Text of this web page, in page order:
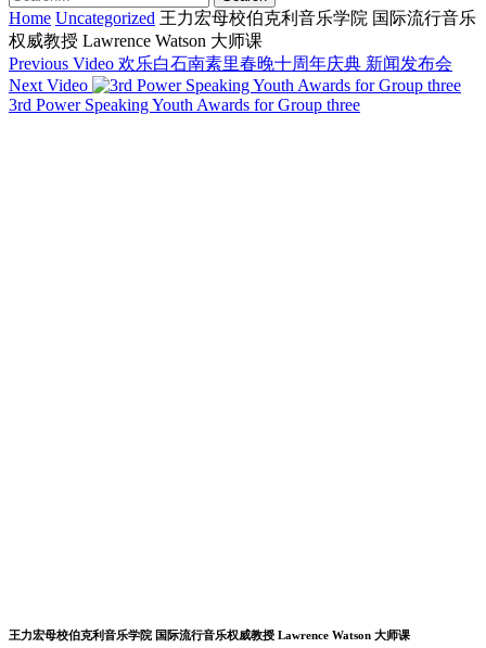
Home Uncategorized 王力宏母校伯克利音乐学院 国际流行音乐
权威教授 Lawrence Watson 大师课
Previous Video 欢乐白石南素里春晚十周年庆典 新闻发布会
Next Video
3rd Power Speaking Youth Awards for Group three
王力宏母校伯克利音乐学院 国际流行音乐权威教授 Lawrence Watson 大师课